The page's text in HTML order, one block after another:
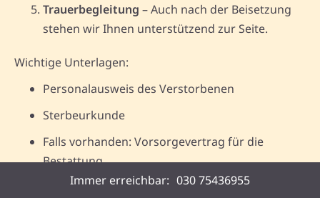
Trauerbegleitung – Auch nach der Beisetzung
stehen wir Ihnen unterstützend zur Seite.
Wichtige Unterlagen:
Personalausweis des Verstorbenen
Sterbeurkunde
Falls vorhanden: Vorsorgevertrag für die
Bestattung
Immer erreichbar: 030 75436955